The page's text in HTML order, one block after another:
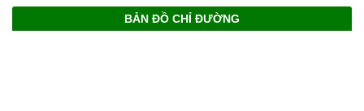
BẢN ĐỒ CHỈ ĐƯỜNG